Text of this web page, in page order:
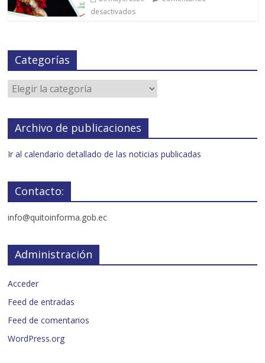
desactivados
Categorías
Archivo de publicaciones
Ir al calendario detallado de las noticias publicadas
Contacto:
info@quitoinforma.gob.ec
Administración
Acceder
Feed de entradas
Feed de comentarios
WordPress.org